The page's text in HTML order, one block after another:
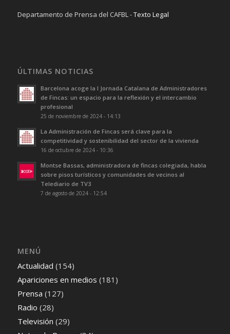
Departamento de Prensa del CAFBL -Texto Legal
ÚLTIMAS NOTICIAS
Barcelona acoge la I Jornada Catalana de Administradores
de Fincas: un espacio para la reflexión y el intercambio
profesional
25 de noviembre de 2024 - 14:13
La Administración de Fincas será clave para la
competitividad y sostenibilidad del sector de la vivienda
16 de octubre de 2024 - 10:36
Montse Bassas, administradora de fincas colegiada, habla
sobre pisos turísticos y comunidades de vecinos al
Telediario de TV3
7 de agosto de 2024 - 12:54
MENÚ
Actualidad (154)
Apariciones en medios (181)
Prensa (127)
Radio (28)
Televisión (29)